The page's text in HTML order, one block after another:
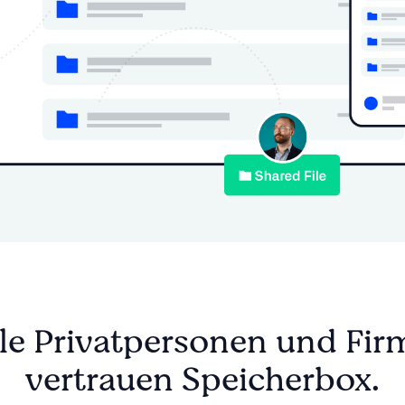
Privatpersonen und
vertrauen Speicherbox.